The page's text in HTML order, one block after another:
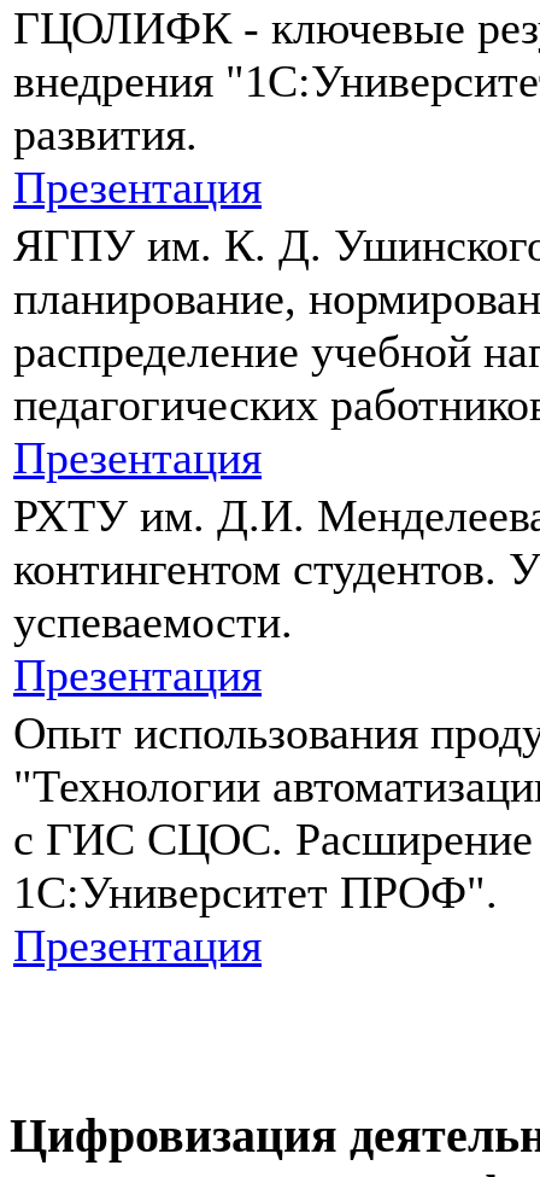
ГЦОЛИФК - ключевые
внедрения
развития.
Презентация
ЯГПУ им. К. Д.
планирование,
распределение учебной
педагогических
Презентация
РХТУ им. Д.И.
контингентом студентов.
успеваемости.
Презентация
Опыт использования
"Технологии
с ГИС СЦОС. Расширение
1С:Университет ПРОФ".
Презентация
Цифровизация